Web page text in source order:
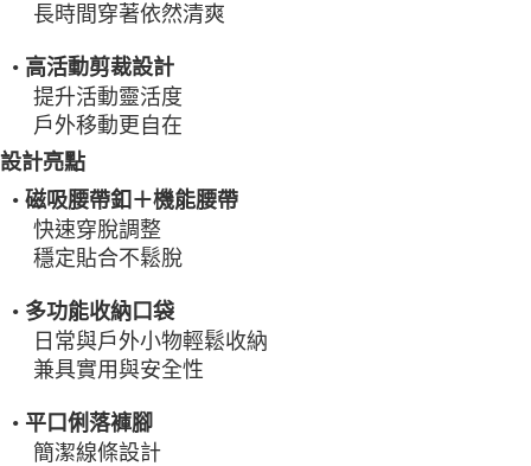
長時間穿著依然清爽
• 高活動剪裁設計
提升活動靈活度
戶外移動更自在
設計亮點
• 磁吸腰帶釦＋機能腰帶
快速穿脫調整
穩定貼合不鬆脫
• 多功能收納口袋
日常與戶外小物輕鬆收納
兼具實用與安全性
• 平口俐落褲腳
簡潔線條設計